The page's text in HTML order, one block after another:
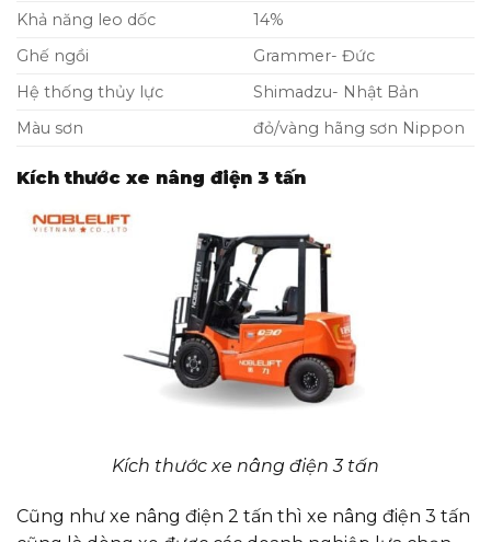
Khả năng leo dốc
14%
Ghế ngồi
Grammer- Đức
Hệ thống thủy lực
Shimadzu- Nhật Bản
Màu sơn
đỏ/vàng hãng sơn Nippon
Kích thước xe nâng điện 3 tấn
Kích thước xe nâng điện 3 tấn
Cũng như xe nâng điện 2 tấn thì xe nâng điện 3 tấn